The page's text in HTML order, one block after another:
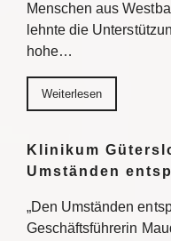
Menschen aus
lehnte die
hohe…
Weiterlesen
Klinikum
Umständen
„Den Umständen
Geschäftsführerin